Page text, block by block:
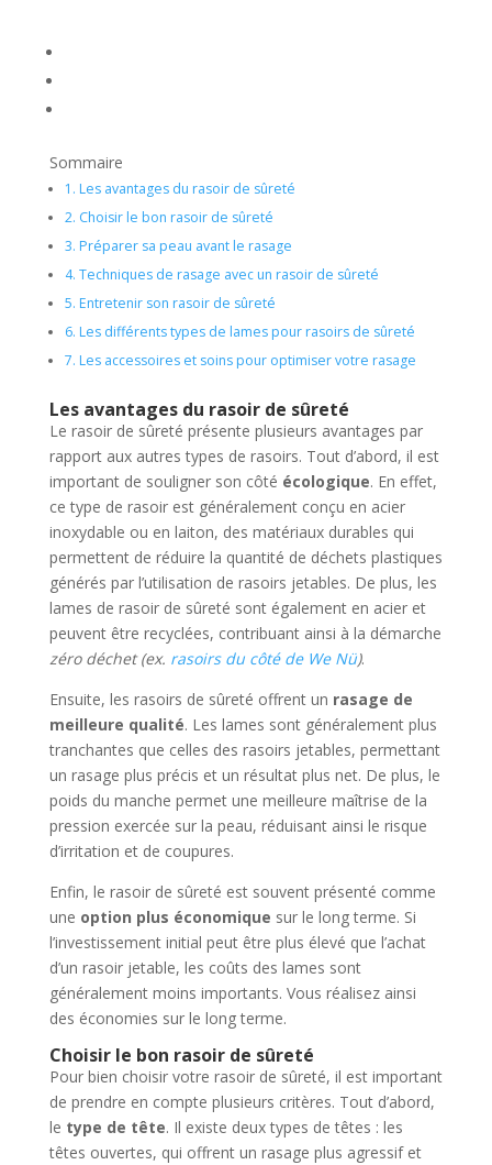
Sommaire
1. Les avantages du rasoir de sûreté
2. Choisir le bon rasoir de sûreté
3. Préparer sa peau avant le rasage
4. Techniques de rasage avec un rasoir de sûreté
5. Entretenir son rasoir de sûreté
6. Les différents types de lames pour rasoirs de sûreté
7. Les accessoires et soins pour optimiser votre rasage
Les avantages du rasoir de sûreté
Le rasoir de sûreté présente plusieurs avantages par
rapport aux autres types de rasoirs. Tout d’abord, il est
important de souligner son côté écologique. En effet,
ce type de rasoir est généralement conçu en acier
inoxydable ou en laiton, des matériaux durables qui
permettent de réduire la quantité de déchets plastiques
générés par l’utilisation de rasoirs jetables. De plus, les
lames de rasoir de sûreté sont également en acier et
peuvent être recyclées, contribuant ainsi à la démarche
zéro déchet (ex. rasoirs du côté de We Nü).
Ensuite, les rasoirs de sûreté offrent un rasage de
meilleure qualité. Les lames sont généralement plus
tranchantes que celles des rasoirs jetables, permettant
un rasage plus précis et un résultat plus net. De plus, le
poids du manche permet une meilleure maîtrise de la
pression exercée sur la peau, réduisant ainsi le risque
d’irritation et de coupures.
Enfin, le rasoir de sûreté est souvent présenté comme
une option plus économique sur le long terme. Si
l’investissement initial peut être plus élevé que l’achat
d’un rasoir jetable, les coûts des lames sont
généralement moins importants. Vous réalisez ainsi
des économies sur le long terme.
Choisir le bon rasoir de sûreté
Pour bien choisir votre rasoir de sûreté, il est important
de prendre en compte plusieurs critères. Tout d’abord,
le type de tête. Il existe deux types de têtes : les
têtes ouvertes, qui offrent un rasage plus agressif et